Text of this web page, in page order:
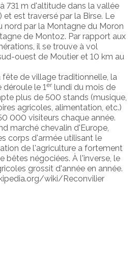
731 m d'altitude dans la vallée
et est traversé par la Birse. Le
nord par la Montagne du Moron
de Montoz. Par rapport aux
il se trouve à vol
ouest de Moutier et 10 km au
fête de village traditionnelle, la
déroule le 1erlundi du mois de
plus de 500 stands (musique,
agricoles, alimentation, etc.)
000 visiteurs chaque année.
marché chevalin d'Europe,
corps d'armée utilisant le
de l'agriculture a fortement
bêtes négociées. À l'inverse, le
grossit d'année en année.
wiki/Reconvilier